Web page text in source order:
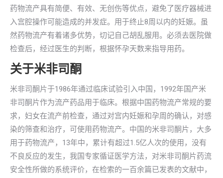
药物流产具有简便、有效、无创伤等优点，避免了医疗器械进
入宫腔操作可能造成的并发症。用于终止8周以内的妊娠。虽
然药物流产有着诸多优势，切记自己胡乱服用。必须去医院做
检查后，经过医生的判断，根据怀孕天数来指导用药。
关于米非司酮
米非司酮片于1986年通过临床试验引入中国，1992年国产米
非司酮片作为流产药品用于临床。根据中国药物流产常规的要
求，妇女在流产前检查，通过对宫内妊娠和孕周的确认，对感
染的筛查和治疗，可使用药物流产。中国的米非司酮片，大多
用于药物流产，13年中，累计有超过1.5亿人次的使用，没有
不良反应的发生，我国专家循证医学方法，对米非司酮片药流
安全性所做的系统评价，在检索的一百余篇已发表的文献中，